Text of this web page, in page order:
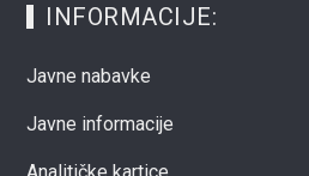
INFORMACIJE:
Javne nabavke
Javne informacije